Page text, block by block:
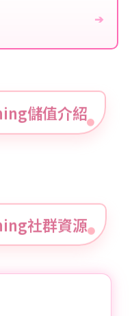
➔
儲值介紹
社群資源